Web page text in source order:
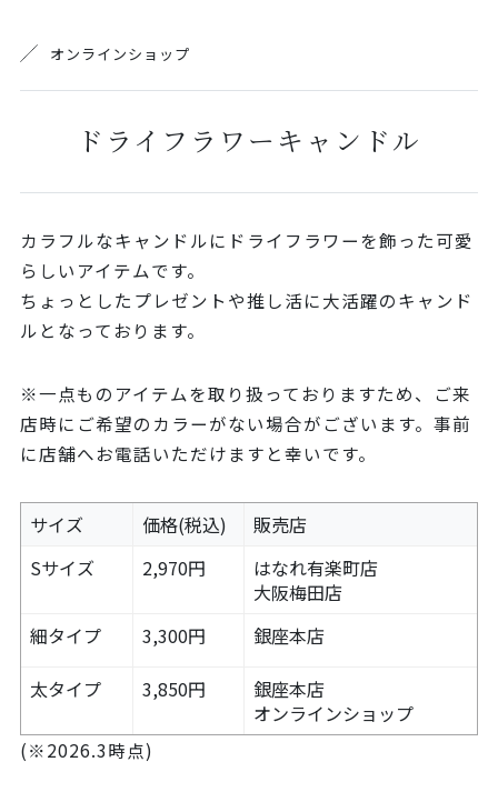
オンラインショップ
ドライフラワーキャンドル
カラフルなキャンドルにドライフラワーを飾った可愛
らしいアイテムです。
ちょっとしたプレゼントや推し活に大活躍のキャンド
ルとなっております。
※一点ものアイテムを取り扱っておりますため、ご来
店時にご希望のカラーがない場合がございます。事前
に店舗へお電話いただけますと幸いです。
サイズ 価格(税込)
販売店
Sサイズ
2,970円
はなれ有楽町店
大阪梅田店
細タイプ
3,300円
銀座本店
太タイプ
3,850円
銀座本店
オンラインショップ
(※2026.3時点)